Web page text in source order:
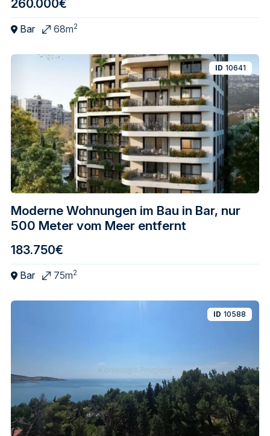
260.000€
Bar 68m2
Moderne Wohnungen im Bau in Bar, nur
500 Meter vom Meer entfernt
ID 10641
183.750€
Bar 75m2
ID 10588